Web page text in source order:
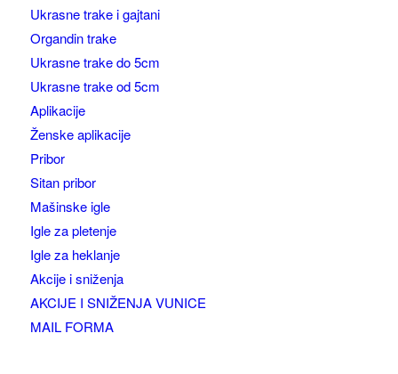
Ukrasne trake i gajtani
Organdin trake
Ukrasne trake do 5cm
Ukrasne trake od 5cm
Aplikacije
Ženske aplikacije
Pribor
Sitan pribor
Mašinske igle
Igle za pletenje
Igle za heklanje
Akcije i sniženja
AKCIJE I SNIŽENJA VUNICE
MAIL FORMA